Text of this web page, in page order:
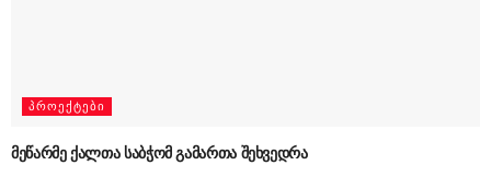
ᲞᲠᲝᲔᲥᲢᲔᲑᲘ
მეწარმე ქალთა საბჭომ გამართა შეხვედრა